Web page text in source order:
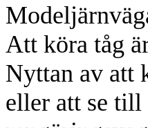
Att köra tåg
Nyttan av att
eller att se